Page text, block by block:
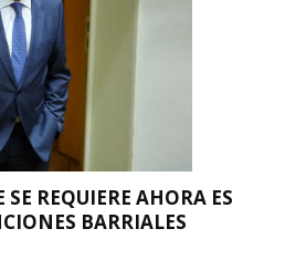
REQUIERE AHORA ES
BARRIALES